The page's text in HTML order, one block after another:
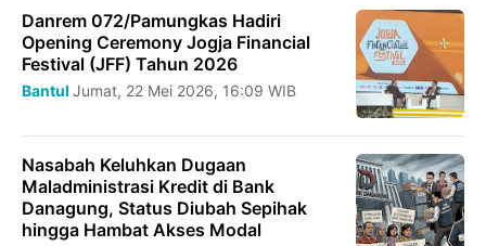
Danrem 072/Pamungkas Hadiri
Opening Ceremony Jogja Financial
Festival (JFF) Tahun 2026
Bantul Jumat, 22 Mei 2026, 16:09 WIB
Nasabah Keluhkan Dugaan
Maladministrasi Kredit di Bank
Danagung, Status Diubah Sepihak
hingga Hambat Akses Modal